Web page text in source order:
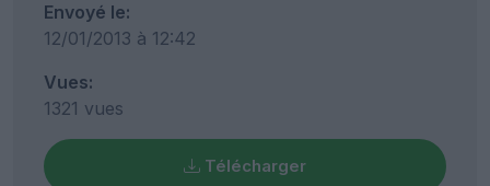
Envoyé le:
12/01/2013 à 12:42
Vues:
1321 vues
Télécharger